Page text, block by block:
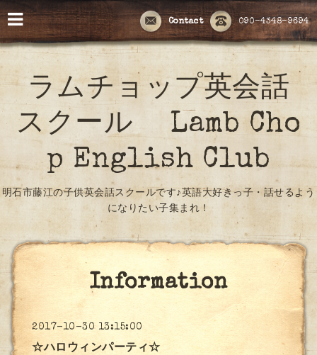
090-4348-9694
Contact
ラムチョップ英会話
スクール Lamb Cho
p English Club
明石市藤江の子供英会話スクールです♪英語大好きっ子・話せるよう
になりたい子集まれ！
Information
2017-10-30 13:15:00
☆ハロウィンパーティ☆